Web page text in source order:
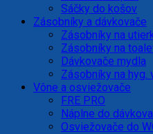
Sáčky do košov
Zásobníky a dávkovače
Zásobníky na
Zásobníky na
Dávkovače mydla
Zásobníky na hyg.
Vône a osviežovače
FRE PRO
Náplne do
Osviežovače do